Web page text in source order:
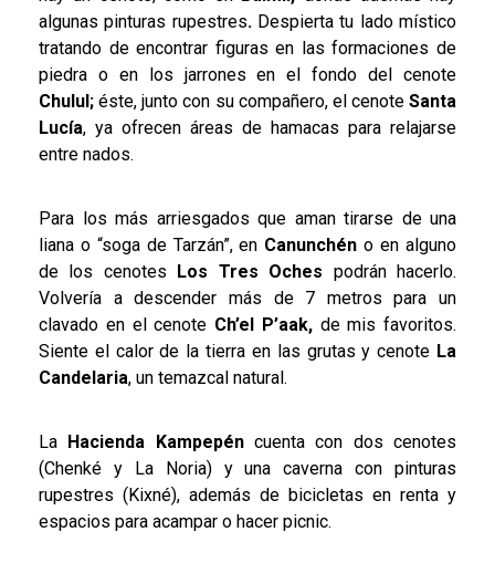
algunas pinturas rupestres. Despierta tu lado místico
tratando de encontrar figuras en las formaciones de
piedra o en los jarrones en el fondo del cenote
Chulul;éste, junto con su compañero, el cenote Santa
Lucía, ya ofrecen áreas de hamacas para relajarse
entre nados.
Para los más arriesgados que aman tirarse de una
liana o “soga de Tarzán”, en Canunchén o en alguno
de los cenotes
Los Tres Oches podrán hacerlo.
Volvería a descender más de 7 metros para un
clavado en el cenote Ch’el P’aak, de mis favoritos.
Siente el calor de la tierra en las grutas y cenote La
Candelaria, un temazcal natural.
La Hacienda Kampepéncuenta con dos cenotes
(Chenké y La Noria) y una caverna con pinturas
rupestres (Kixné), además de bicicletas en renta y
espacios para acampar o hacer picnic.